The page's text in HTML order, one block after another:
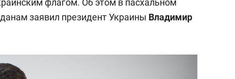
флагом. Об этом в пасхальном
заявил президент Украины Владимир